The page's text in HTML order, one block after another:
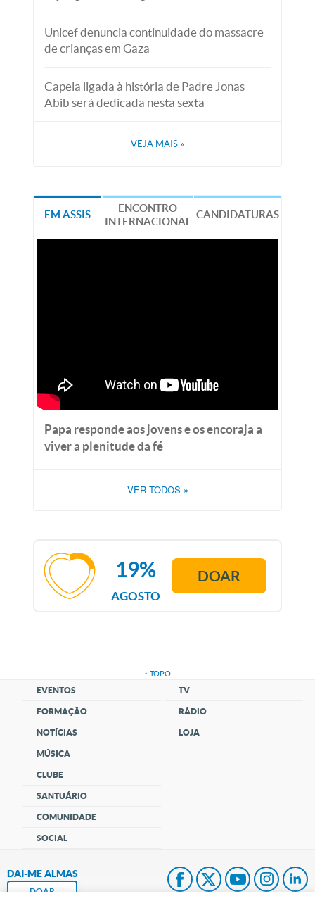
Unicef denuncia continuidade do massacre
de crianças em Gaza
Capela ligada à história de Padre Jonas
Abib será dedicada nesta sexta
VEJA MAIS »
EM ASSIS
ENCONTRO
INTERNACIONAL
CANDIDATURAS
Papa responde aos jovens e os encoraja a
viver a plenitude da fé
VER TODOS »
AGOSTO
19% DOAR
↑ TOPO
EVENTOS
FORMAÇÃO
NOTÍCIAS
MÚSICA
CLUBE
SANTUÁRIO
COMUNIDADE
SOCIAL
TV
RÁDIO
LOJA
DAI-ME ALMAS
DOAR